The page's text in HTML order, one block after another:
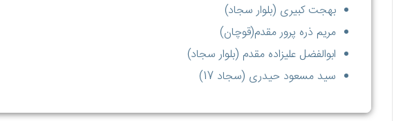
بهجت کبیری (بلوار سجاد)
مریم ذره پرور مقدم(قوچان)
ابوالفضل علیزاده مقدم (بلوار سجاد)
سید مسعود حیدری (سجاد 17)